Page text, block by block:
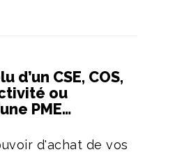
d’un CSE, COS,
ou
PME…
d'achat de vos